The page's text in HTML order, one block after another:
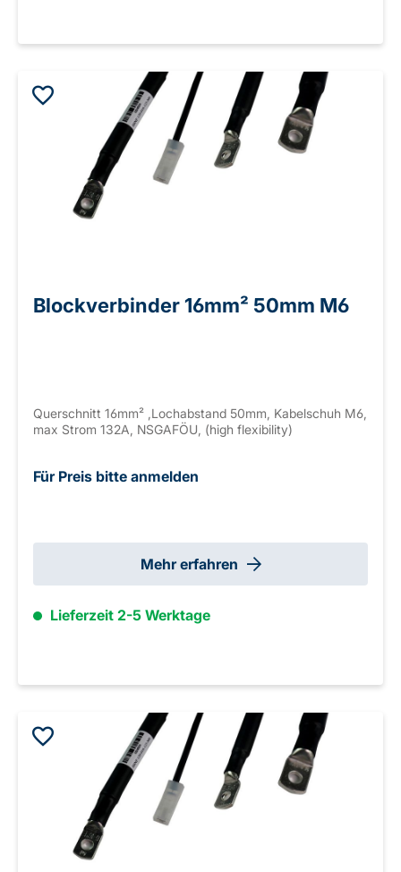
Blockverbinder 16mm² 50mm M6
Querschnitt 16mm² ,Lochabstand 50mm, Kabelschuh M6,
max Strom 132A, NSGAFÖU, (high flexibility)
Für Preis bitte anmelden
Mehr erfahren
Lieferzeit 2-5 Werktage